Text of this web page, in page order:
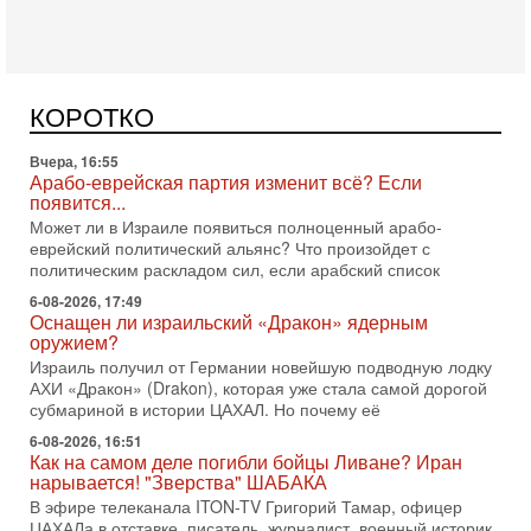
КОРОТКО
поворот: еврейский кандидат — на реальном месте в
списке одной из арабских партий. Причем речь идет
Вчера, 16:55
Арабо-еврейская партия изменит всё? Если
появится...
Может ли в Израиле появиться полноценный арабо-
еврейский политический альянс? Что произойдет с
политическим раскладом сил, если арабский список
6-08-2026, 17:49
Оснащен ли израильский «Дракон» ядерным
оружием?
Израиль получил от Германии новейшую подводную лодку
АХИ «Дракон» (Drakon), которая уже стала самой дорогой
субмариной в истории ЦАХАЛ. Но почему её
6-08-2026, 16:51
Как на самом деле погибли бойцы Ливане? Иран
нарывается! "Зверства" ШАБАКА
В эфире телеканала ITON-TV Григорий Тамар, офицер